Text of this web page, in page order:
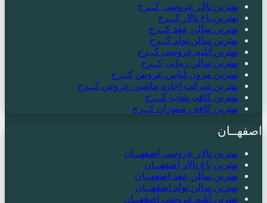
بهترین تالار عروسی کــرج
بهترین باغ تالار کــرج
بهترین سالن عقد کــرج
بهترین سالن تولد کــرج
بهترین آتلیه عروسی کــرج
بهترین سالن زیبایی کــرج
بهترین مزون لباس عروس کــرج
بهترین شرکت اجاره ماشین عروس کــرج
بهترین کافی شاپ کــرج
بهترین کافه رستوران کــرج
اصفهــان
بهترین تالار عروسی اصفهــان
بهترین باغ تالار اصفهــان
بهترین سالن عقد اصفهــان
بهترین سالن تولد اصفهــان
بهترین آتلیه عروسی اصفهــان